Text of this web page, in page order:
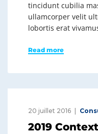
tincidunt cubilia
ullamcorper velit
lobortis erat
Read more
20 juillet 2016
2019